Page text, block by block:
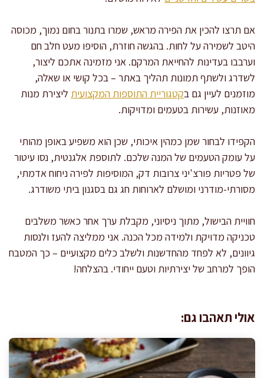
אם תרצו להכין את הפירה מראש, שמרו בתנור בחום נמוך, מכוסה
היטב לשמירה על לחות. בהגשה חוזרת, הוסיפו מעט חלב חם
וערבבו בעדינות להחייאת המרקם. אני מזמינה אתכם ליצור,
לשדרג ולשתף תמונות תהליך באתר – בכל קושי או שאלה,
מוזמנים לעיין גם בקטגוריית התוספות המקצועית ליצירת מנות
מאוזנות, עשירות בטעמים ומדויקות.
הקפידו לבחור שמן כמהין איכותי, שכן הוא משפיע באופן מהותי
על עומק הטעמים של המנה שלכם. לתוספת אלגנטית, נסו עיטור
של פטריות פורצ'יני צרובות דק, המוסיפות לפירה ניחוח אדמתי,
מסורתי-מודרני ומושלם לארוחות חג גם בסגנון ביתי משודרג.
חוויית הבישול, מתוך ניסיוני, מקבלת ערך אחר כאשר משלבים
טכניקה מדויקת ולמידה מכל הכנה. אני ממליצה להעז ולנסות
גיוונים, לא לפחד מהחדשנות ולשלב כלים מקצועיים – כך המטבח
הופך למרחב של יצירתיות וטעם ייחודי. בהצלחה!
אולי תאהבו גם: